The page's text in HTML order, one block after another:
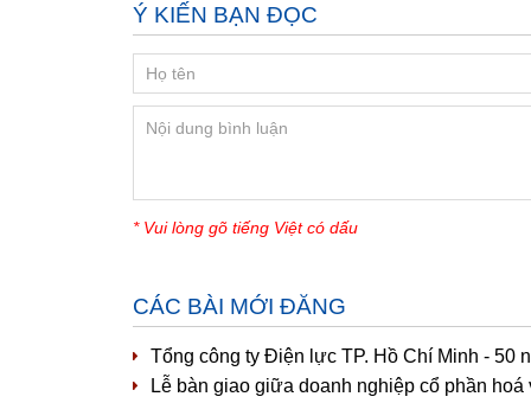
Ý KIẾN BẠN ĐỌC
* Vui lòng gõ tiếng Việt có dấu
CÁC BÀI MỚI ĐĂNG
Tổng công ty Điện lực TP. Hồ Chí Minh - 50
Lễ bàn giao giữa doanh nghiệp cổ phần